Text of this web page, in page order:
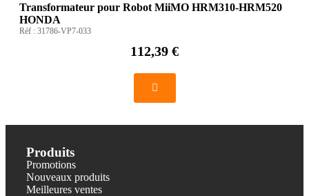
Transformateur pour Robot MiiMO HRM310-HRM520
HONDA
Réf : 31786-VP7-033
112,39 €
Produits
Promotions
Nouveaux produits
Meilleures ventes